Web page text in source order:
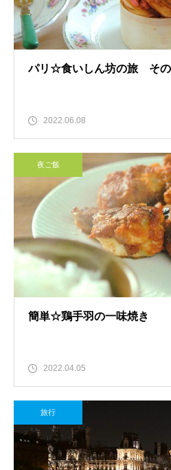
パリ☆食いしん坊の旅 そ
2022.06.08
夜ご飯
簡単☆鶏手羽の一味焼き
2022.04.05
旅行